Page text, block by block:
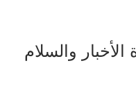
والسلام